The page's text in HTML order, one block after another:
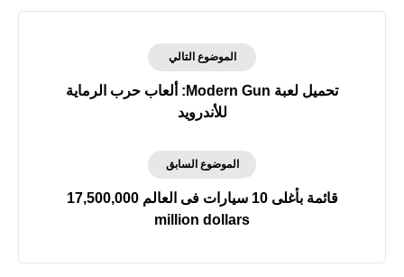
الموضوع التالي
تحميل لعبة Modern Gun: ألعاب حرب الرماية
للأندرويد
الموضوع السابق
قائمة بأغلى 10 سيارات فى العالم 17,500,000
million dollars